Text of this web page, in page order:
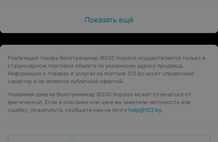
Показать ещё
Реализация товара Велотренажер IB500 Impulse осуществляется только в
стационарном торговом объекте по указанному адресу продавца.
Информация о товарах и услугах на портале 103.by носит справочный
характер и не является публичной офертой.
Указанная цена на Велотренажер IB500 Impulse может отличаться от
фактической. Если в описании или цене вы заметили неточность или
ошибку, пожалуйста, сообщите нам на почту help@103.by.